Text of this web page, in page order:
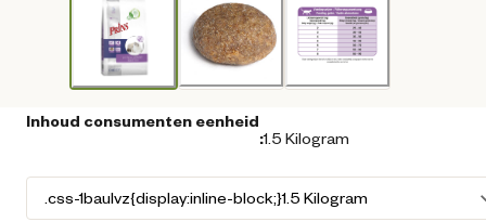
Inhoud consumenten eenheid
:1.5 Kilogram